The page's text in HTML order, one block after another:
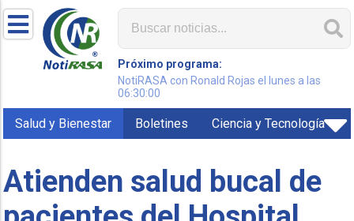
Próximo programa:
NotiRASA con Ronald Rojas el lunes a las
06:30:00
Salud y Bienestar Boletines Ciencia y Tecnología
Atienden salud bucal de